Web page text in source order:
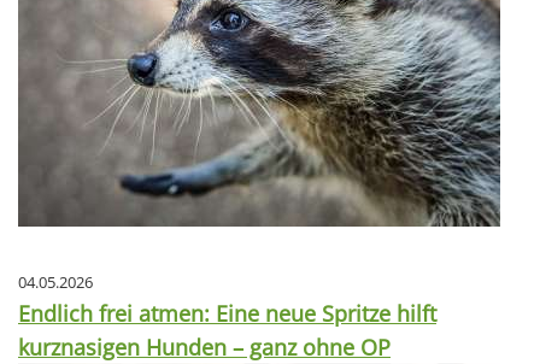
04.05.2026
Endlich frei atmen: Eine neue Spritze hilft
kurznasigen Hunden – ganz ohne OP